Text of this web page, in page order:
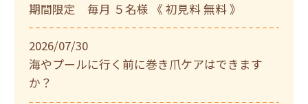
期間限定 毎月 ５名様 《 初見料 無料 》
2026/07/30
海やプールに行く前に巻き爪ケアはできます
か？